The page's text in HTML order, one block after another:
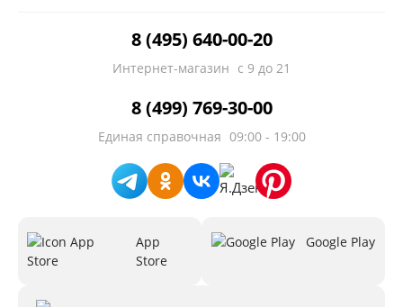
8 (495) 640-00-20
Интернет-магазин с 9 до 21
8 (499) 769-30-00
Единая справочная 09:00 - 19:00
App
Store
Google Play